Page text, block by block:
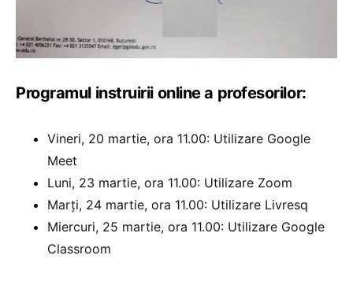
Programul instruirii online a profesorilor:
Vineri, 20 martie, ora 11.00: Utilizare Google
Meet
Luni, 23 martie, ora 11.00: Utilizare Zoom
Marți, 24 martie, ora 11.00: Utilizare Livresq
Miercuri, 25 martie, ora 11.00: Utilizare Google
Classroom